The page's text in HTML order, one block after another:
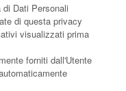
Dati Personali
di questa privacy
visualizzati prima
forniti dall'Utente